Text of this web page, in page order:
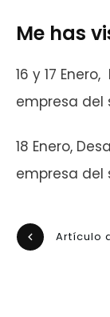
Me has
16 y 17
empresa del
18 Enero,
empresa del
Artículo